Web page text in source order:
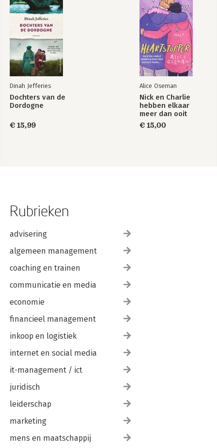
Dinah Jefferies
Dochters van de
Dordogne
€ 15,99
Alice Oseman
Nick en Charlie
hebben elkaar
meer dan ooit
nodig…
€ 15,00
Rubrieken
advisering
algemeen management
coaching en trainen
communicatie en media
economie
financieel management
inkoop en logistiek
internet en social media
it-management / ict
juridisch
leiderschap
marketing
mens en maatschappij